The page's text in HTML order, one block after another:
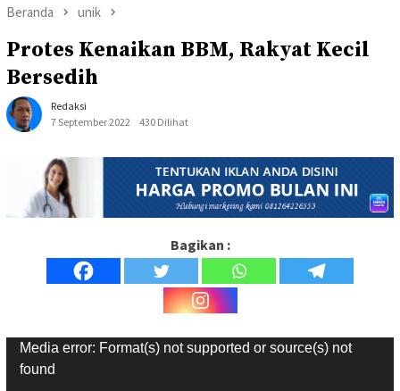
Beranda unik
Protes Kenaikan BBM, Rakyat Kecil
Bersedih
Redaksi
7 September 2022
430 Dilihat
Bagikan :
Pemutar
Video
Media error: Format(s) not supported or source(s) not
found